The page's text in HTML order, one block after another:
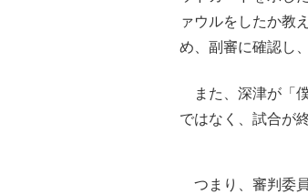
ァウルをしたか教
め、副審に確認し
また、深津が「
ではなく、試合が
つまり、審判委